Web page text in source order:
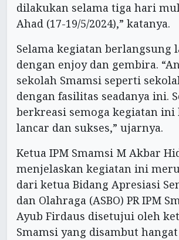
dilakukan selama tiga hari
Ahad (17-19/5/2024),” katanya.
Selama kegiatan berlangsung
dengan enjoy dan gembira.
sekolah Smamsi seperti
dengan fasilitas seadanya ini.
berkreasi semoga kegiatan ini
lancar dan sukses,” ujarnya.
Ketua IPM Smamsi M Akbar
menjelaskan kegiatan ini
dari ketua Bidang Apresiasi
dan Olahraga (ASBO) PR IPM
Ayub Firdaus disetujui oleh
Smamsi yang disambut hangat